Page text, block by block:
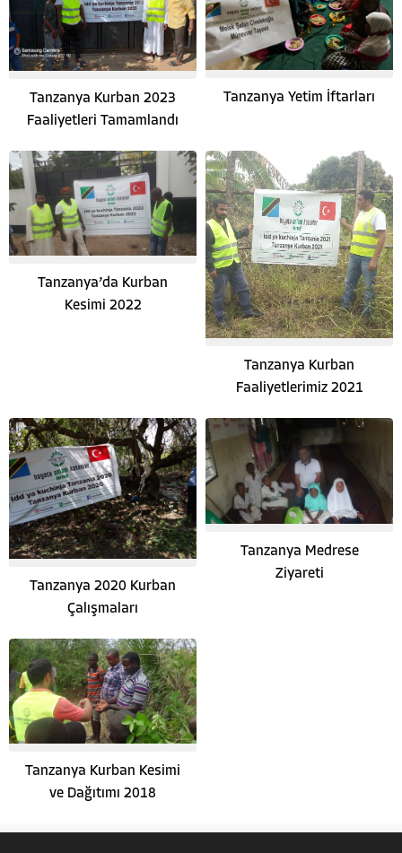
Tanzanya Kurban 2023
Faaliyetleri Tamamlandı
Tanzanya Yetim İftarları
Tanzanya’da Kurban
Kesimi 2022
Tanzanya Kurban
Faaliyetlerimiz 2021
Tanzanya 2020 Kurban
Çalışmaları
Tanzanya Medrese
Ziyareti
Tanzanya Kurban Kesimi
ve Dağıtımı 2018
Hayata Anlam Katanlar